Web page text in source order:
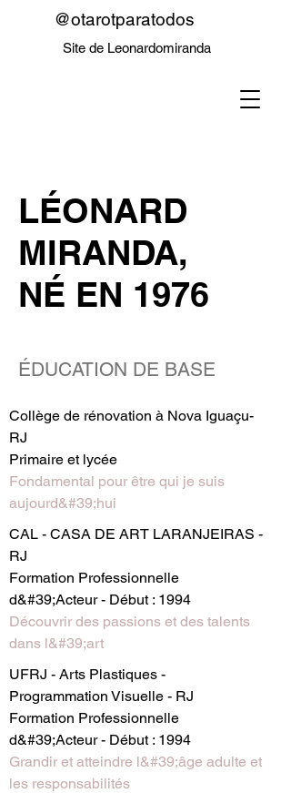
@otarotparatodos
Site de Leonardomiranda
LÉONARD
MIRANDA,
NÉ EN 1976
ÉDUCATION DE BASE
Collège de rénovation à Nova Iguaçu-
RJ
Primaire et lycée
Fondamental pour être qui je suis
aujourd&#39;hui
CAL - CASA DE ART LARANJEIRAS -
RJ
Formation Professionnelle
d&#39;Acteur - Début : 1994
Découvrir des passions et des talents
dans l&#39;art
UFRJ - Arts Plastiques -
Programmation Visuelle - RJ
Formation Professionnelle
d&#39;Acteur - Début : 1994
Grandir et atteindre l&#39;âge adulte et
les responsabilités